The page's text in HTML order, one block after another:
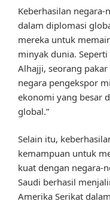
Keberhasilan
dalam diplomasi
mereka untuk
minyak dunia.
Alhajji, seorang
negara pengekspor
ekonomi yang besar
global.”
Selain itu,
kemampuan untuk
kuat dengan negara-
Saudi berhasil
Amerika Serikat